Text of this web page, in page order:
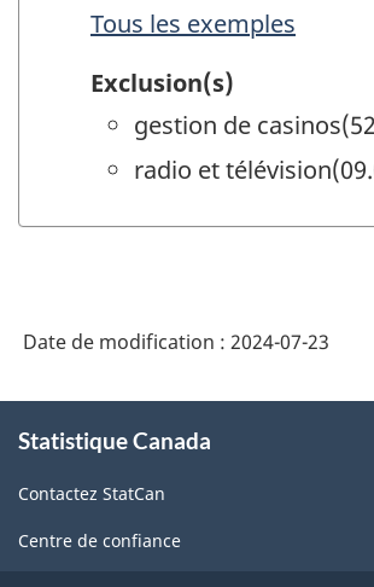
Tous les exemples
Exclusion(s)
gestion de
radio et
Date de modification : 2024-07-23
propos
ce
site
Statistique Canada
Contactez StatCan
Centre de confiance